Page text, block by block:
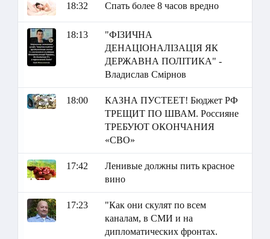
18:32 Спать более 8 часов вредно
18:13
"ФІЗИЧНА
ДЕНАЦІОНАЛІЗАЦІЯ ЯК
ДЕРЖАВНА ПОЛІТИКА" -
Владислав Смірнов
18:00
КАЗНА ПУСТЕЕТ! Бюджет РФ
ТРЕЩИТ ПО ШВАМ. Россияне
ТРЕБУЮТ ОКОНЧАНИЯ
«СВО»
17:42
Ленивые должны пить красное
вино
17:23
"Как они скулят по всем
каналам, в СМИ и на
дипломатических фронтах.